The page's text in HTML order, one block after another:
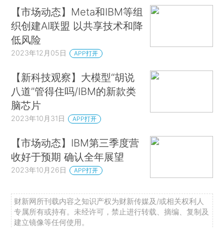
【市场动态】Meta和IBM等组
织创建AI联盟 以共享技术和降
低风险
2023年12月05日 APP打开
【新科技观察】大模型“胡说
八道”管得住吗/IBM的新款类
脑芯片
2023年10月31日 APP打开
【市场动态】IBM第三季度营
收好于预期 确认全年展望
2023年10月26日 APP打开
财新网所刊载内容之知识产权为财新传媒及/或相关权利人
专属所有或持有。未经许可，禁止进行转载、摘编、复制及
建立镜像等任何使用。